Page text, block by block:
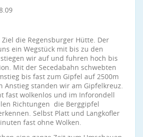
die Regensburger Hütte. Der
ein Wegstück mit bis zu den
wir auf und fuhren hoch bis
Mit der Secedabahn schwebten
bis fast zum Gipfel auf 2500m
Anstieg standen wir am Gipfelkreuz.
fast wolkenlos und im Inforondell
Richtungen die Berggipfel
Selbst Platt und Langkofler
fast ohne Wolken.